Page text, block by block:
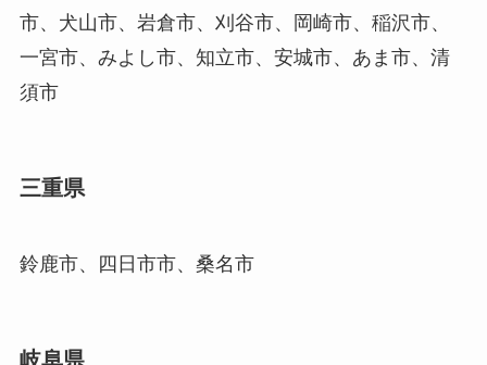
市、犬山市、岩倉市、刈谷市、岡崎市、稲沢市、
一宮市、みよし市、知立市、安城市、あま市、清
須市
三重県
鈴鹿市、四日市市、桑名市
岐阜県